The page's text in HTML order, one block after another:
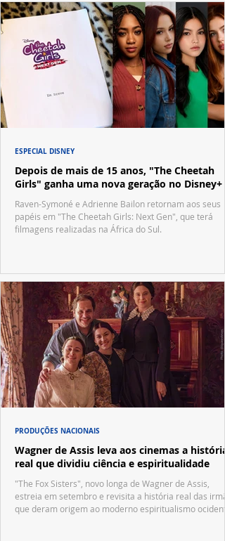
Depois de mais de 15 anos, "The Cheetah
Girls" ganha uma nova geração no Disney+
Raven-Symoné e Adrienne Bailon retornam aos seus
papéis em "The Cheetah Girls: Next Gen", que terá
filmagens realizadas na África do Sul.
ESPECIAL DISNEY
Wagner de Assis leva aos cinemas a história
real que dividiu ciência e espiritualidade
"The Fox Sisters", novo longa de Wagner de Assis,
estreia em setembro e revisita a história real das
que deram origem ao moderno espiritualismo
PRODUÇÕES NACIONAIS